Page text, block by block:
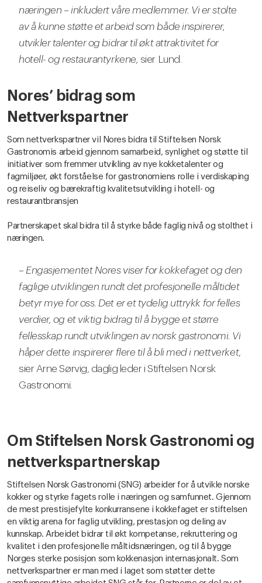
næringen – inkludert våre medlemmer. Vi er stolte
av å kunne støtte et arbeid som både inspirerer,
utvikler talenter og bidrar til økt attraktivitet for
hotell- og restaurantyrkene, sier Lund.
Nores’ bidrag som
Nettverkspartner
Som nettverkspartner vil Nores bidra til Stiftelsen Norsk
Gastronomis arbeid gjennom samarbeid, synlighet og støtte til
initiativer som fremmer utvikling av nye kokketalenter og
fagmiljøer, økt forståelse for gastronomiens rolle i verdiskaping
og reiseliv og bærekraftig kvalitetsutvikling i hotell- og
restaurantbransjen
Partnerskapet skal bidra til å styrke både faglig nivå og stolthet i
næringen.
– Engasjementet Nores viser for kokkefaget og den
faglige utviklingen rundt det profesjonelle måltidet
betyr mye for oss. Det er et tydelig uttrykk for felles
verdier, og et viktig bidrag til å bygge et større
fellesskap rundt utviklingen av norsk gastronomi. Vi
håper dette inspirerer flere til å bli med i nettverket,
sier Arne Sørvig, daglig leder i Stiftelsen Norsk
Gastronomi.
Om Stiftelsen Norsk Gastronomi og
nettverkspartnerskap
Stiftelsen Norsk Gastronomi (SNG) arbeider for å utvikle norske
kokker og styrke fagets rolle i næringen og samfunnet. Gjennom
de mest prestisjefylte konkurransene i kokkefaget er stiftelsen
en viktig arena for faglig utvikling, prestasjon og deling av
kunnskap. Arbeidet bidrar til økt kompetanse, rekruttering og
kvalitet i den profesjonelle måltidsnæringen, og til å bygge
Norges sterke posisjon som kokkenasjon internasjonalt. Som
nettverkspartner er man med i laget som støtter dette